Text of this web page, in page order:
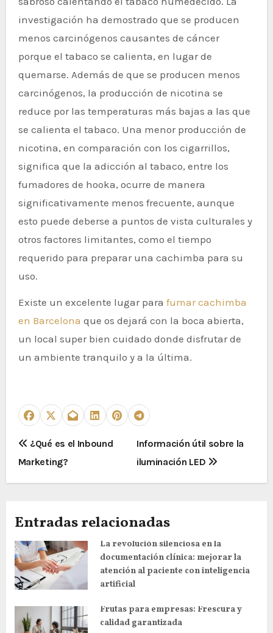
investigación ha demostrado que se producen
menos carcinógenos causantes de cáncer
porque el tabaco se calienta, en lugar de
quemarse. Además de que se producen menos
carcinógenos, la producción de nicotina se
reduce por las temperaturas más bajas a las que
se calienta el tabaco. Una menor producción de
nicotina, en comparación con los cigarrillos,
significa que la adicción al tabaco, entre los
fumadores de hooka, ocurre de manera
significativamente menos frecuente, aunque
esto puede deberse a puntos de vista culturales y
otros factores limitantes, como el tiempo
requerido para preparar una cachimba para su
uso.
Existe un excelente lugar para fumar cachimba
en Barcelona que os dejará con la boca abierta,
un local super bien cuidado donde disfrutar de
un ambiente tranquilo y a la última.
N
a
g
c
i
ó
n
d
¿Qué es el Inbound
Marketing?
Información útil sobre la
iluminación LED
Entradas relacionadas
La revolución silenciosa en la
documentación clínica: mejorar la
atención al paciente con inteligencia
artificial
Frutas para empresas: Frescura y
calidad garantizada